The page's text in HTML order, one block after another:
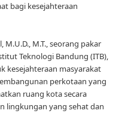
bagi kesejahteraan
M.U.D., M.T., seorang pakar
Teknologi Bandung (ITB),
kesejahteraan masyarakat
perkotaan yang
ruang kota secara
lingkungan yang sehat dan